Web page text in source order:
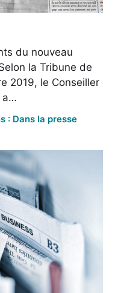
du nouveau
la Tribune de
2019, le Conseiller
a…
: Dans la presse